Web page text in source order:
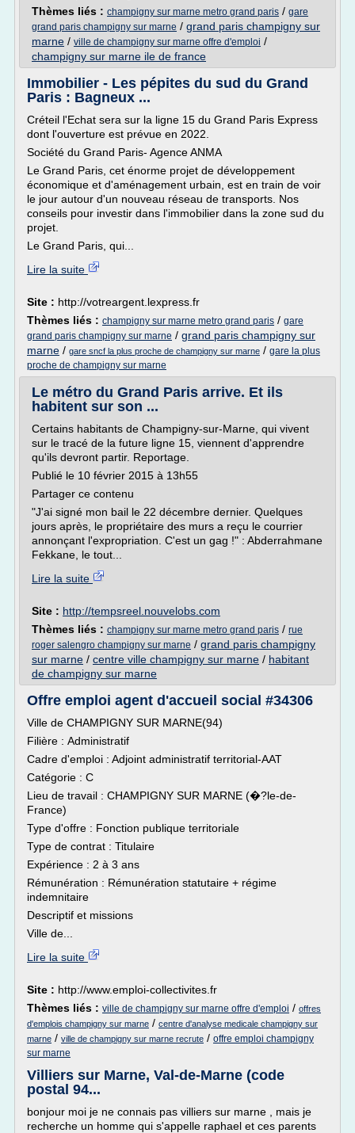
Thèmes liés : champigny sur marne metro grand paris / gare
grand paris champigny sur marne / grand paris champigny sur
marne / ville de champigny sur marne offre d'emploi /
champigny sur marne ile de france
Immobilier - Les pépites du sud du Grand
Paris : Bagneux ...
Créteil l'Echat sera sur la ligne 15 du Grand Paris Express
dont l'ouverture est prévue en 2022.
Société du Grand Paris- Agence ANMA
Le Grand Paris, cet énorme projet de développement
économique et d'aménagement urbain, est en train de voir
le jour autour d'un nouveau réseau de transports. Nos
conseils pour investir dans l'immobilier dans la zone sud du
projet.
Le Grand Paris, qui...
Lire la suite
Site : http://votreargent.lexpress.fr
Thèmes liés : champigny sur marne metro grand paris / gare
grand paris champigny sur marne / grand paris champigny sur
marne / gare sncf la plus proche de champigny sur marne / gare la plus
proche de champigny sur marne
Le métro du Grand Paris arrive. Et ils
habitent sur son ...
Certains habitants de Champigny-sur-Marne, qui vivent
sur le tracé de la future ligne 15, viennent d'apprendre
qu'ils devront partir. Reportage.
Publié le 10 février 2015 à 13h55
Partager ce contenu
"J'ai signé mon bail le 22 décembre dernier. Quelques
jours après, le propriétaire des murs a reçu le courrier
annonçant l'expropriation. C'est un gag !" : Abderrahmane
Fekkane, le tout...
Lire la suite
Site : http://tempsreel.nouvelobs.com
Thèmes liés : champigny sur marne metro grand paris / rue
roger salengro champigny sur marne / grand paris champigny
sur marne / centre ville champigny sur marne / habitant
de champigny sur marne
Offre emploi agent d'accueil social #34306
Ville de CHAMPIGNY SUR MARNE(94)
Filière : Administratif
Cadre d'emploi : Adjoint administratif territorial-AAT
Catégorie : C
Lieu de travail : CHAMPIGNY SUR MARNE (�?le-de-
France)
Type d'offre : Fonction publique territoriale
Type de contrat : Titulaire
Expérience : 2 à 3 ans
Rémunération : Rémunération statutaire + régime
indemnitaire
Descriptif et missions
Ville de...
Lire la suite
Site : http://www.emploi-collectivites.fr
Thèmes liés : ville de champigny sur marne offre d'emploi / offres
d'emplois champigny sur marne / centre d'analyse medicale champigny sur
marne / ville de champigny sur marne recrute / offre emploi champigny
sur marne
Villiers sur Marne, Val-de-Marne (code
postal 94...
bonjour moi je ne connais pas villiers sur marne , mais je
recherche un homme qui s'appelle raphael et ces parents